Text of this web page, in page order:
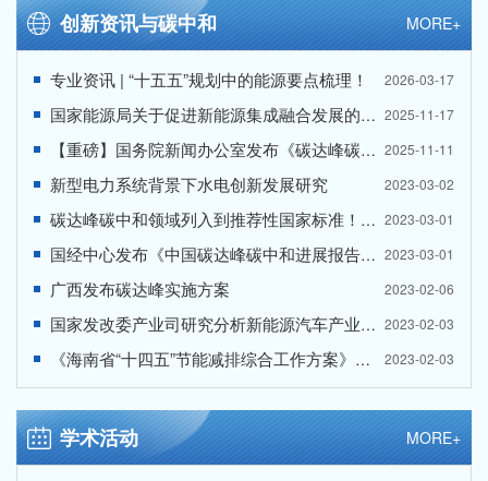
创新资讯与碳中和 MORE+
专业资讯 | “十五五”规划中的能源要点梳理！ 2026-03-17
国家能源局关于促进新能源集成融合发展的指导意见 2025-11-17
【重磅】国务院新闻办公室发布《碳达峰碳中和的中国行动》白皮书！（全文来了） 2025-11-11
新型电力系统背景下水电创新发展研究 2023-03-02
碳达峰碳中和领域列入到推荐性国家标准！《2023年国家标准立项指南》发布！ 2023-03-01
国经中心发布《中国碳达峰碳中和进展报告（2022）》 2023-03-01
广西发布碳达峰实施方案 2023-02-06
国家发改委产业司研究分析新能源汽车产业运行情况 2023-02-03
《海南省“十四五”节能减排综合工作方案》出台 2023-02-03
学术活动 MORE+